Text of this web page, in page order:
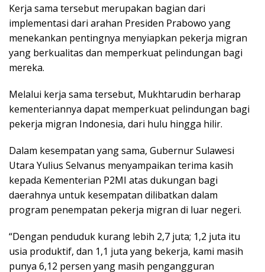
Kerja sama tersebut merupakan bagian dari
implementasi dari arahan Presiden Prabowo yang
menekankan pentingnya menyiapkan pekerja migran
yang berkualitas dan memperkuat pelindungan bagi
mereka.
Melalui kerja sama tersebut, Mukhtarudin berharap
kementeriannya dapat memperkuat pelindungan bagi
pekerja migran Indonesia, dari hulu hingga hilir.
Dalam kesempatan yang sama, Gubernur Sulawesi
Utara Yulius Selvanus menyampaikan terima kasih
kepada Kementerian P2MI atas dukungan bagi
daerahnya untuk kesempatan dilibatkan dalam
program penempatan pekerja migran di luar negeri.
“Dengan penduduk kurang lebih 2,7 juta; 1,2 juta itu
usia produktif, dan 1,1 juta yang bekerja, kami masih
punya 6,12 persen yang masih pengangguran